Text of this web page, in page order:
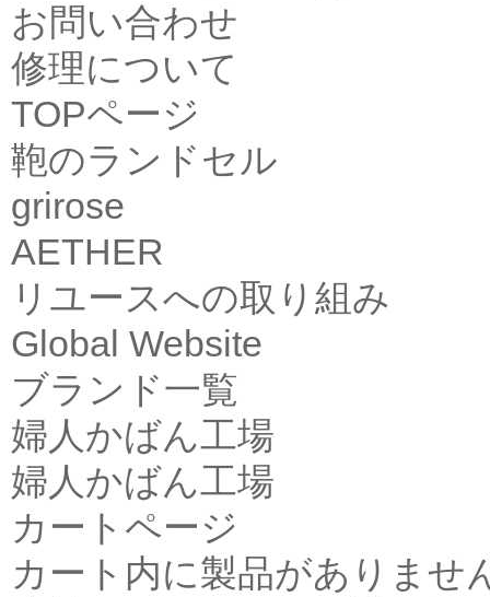
お問い合わせ
修理について
TOPページ
鞄のランドセル
grirose
AETHER
リユースへの取り組み
Global Website
ブランド一覧
婦人かばん工場
婦人かばん工場
カートページ
カート内に製品がありませ